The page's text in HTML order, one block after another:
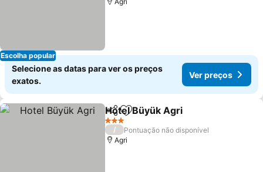
Escolha popular
Selecione as datas para ver os preços
exatos.
Ver preços
PartilharAdicionar aos favoritos
Hotel Büyük Agri
3 Estrelas
/
Pontuação não disponível
Agri